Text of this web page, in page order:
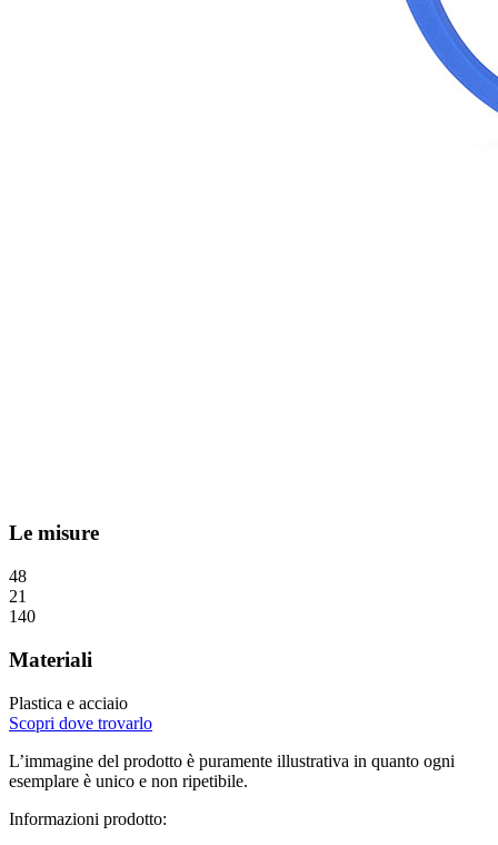
Le misure
48
21
140
Materiali
Plastica e acciaio
Scopri dove trovarlo
L’immagine del prodotto è puramente illustrativa in quanto ogni
esemplare è unico e non ripetibile.
Informazioni prodotto: